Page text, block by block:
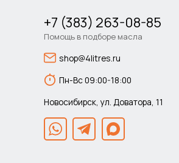
+7 (383) 263-08-85
Помощь в подборе масла
shop@4litres.ru
Пн-Вс 09:00-18:00
Новосибирск, ул. Доватора, 11